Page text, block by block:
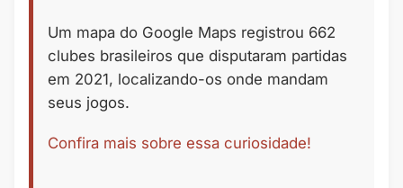
Um mapa do Google Maps registrou 662
clubes brasileiros que disputaram partidas
em 2021, localizando-os onde mandam
seus jogos.
Confira mais sobre essa curiosidade!